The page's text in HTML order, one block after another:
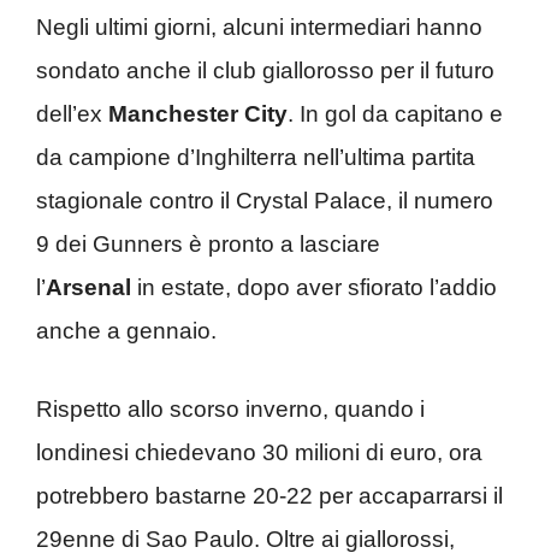
Negli ultimi giorni, alcuni intermediari hanno
sondato anche il club giallorosso per il futuro
dell’ex Manchester City. In gol da capitano e
da campione d’Inghilterra nell’ultima partita
stagionale contro il Crystal Palace, il numero
9 dei Gunners è pronto a lasciare
l’Arsenal in estate, dopo aver sfiorato l’addio
anche a gennaio.
Rispetto allo scorso inverno, quando i
londinesi chiedevano 30 milioni di euro, ora
potrebbero bastarne 20-22 per accaparrarsi il
29enne di Sao Paulo. Oltre ai giallorossi,